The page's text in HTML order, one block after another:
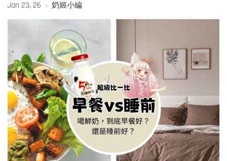
Jan 23, 26 • 奶姬小編